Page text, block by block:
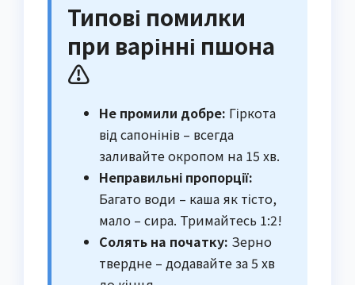
Типові помилки
при варінні пшона
⚠️
Не промили добре: Гіркота
від сапонінів – всегда
заливайте окропом на 15 хв.
Неправильні пропорції:
Багато води – каша як тісто,
мало – сира. Тримайтесь 1:2!
Солять на початку: Зерно
твердне – додавайте за 5 хв